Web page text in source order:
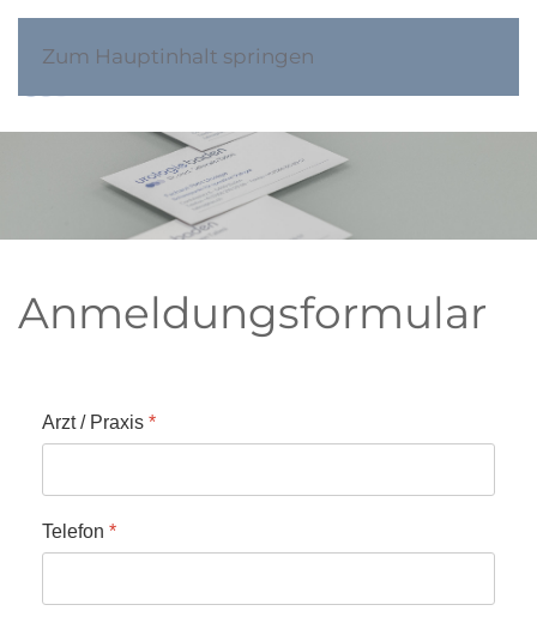
Zum Hauptinhalt springen
Anmeldungsformular
Arzt / Praxis *
Telefon *